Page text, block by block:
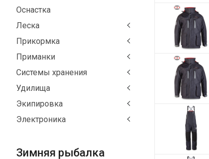
Оснастка
Леска
Прикормка
Приманки
Системы хранения
Удилища
Экипировка
Электроника
Зимняя рыбалка